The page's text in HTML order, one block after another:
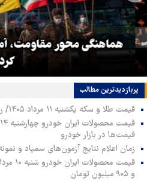
هماهنگی محور مقاومت،
کرد
پربازدیدترین‌ مطالب
قیمت طلا و سکه یکشنبه ۱۱ مرداد ۱۴۰۵/ ریزش سنگین سکه امامی
قیمت‌ها در بازار خودرو
زمان اعلام نتایج آزمون‌های سمپاد و
و ۹۰۵ میلیون تومان